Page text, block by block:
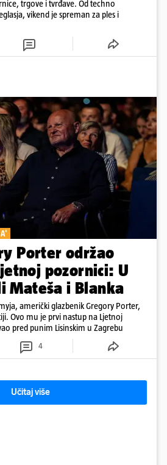
trgove i tvrđave. Od techno
vikend je spreman za ples i
Porter održao
pozornici: U
Mateša i Blanka
američki glazbenik Gregory Porter,
Ovo mu je prvi nastup na Ljetnoj
pred punim Lisinskim u Zagrebu
4
Učitaj više